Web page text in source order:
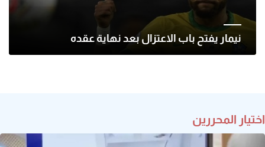
نيمار يفتح باب الاعتزال بعد نهاية عقده
اختيار المحررين